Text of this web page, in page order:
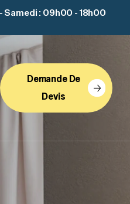
Samedi : 09h00 - 18h00
Demande De
Devis